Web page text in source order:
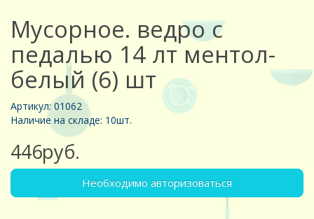
Мусорное. ведро с
педалью 14 лт ментол-
белый (6) шт
Артикул: 01062
Наличие на складе: 10шт.
446руб.
Необходимо авторизоваться